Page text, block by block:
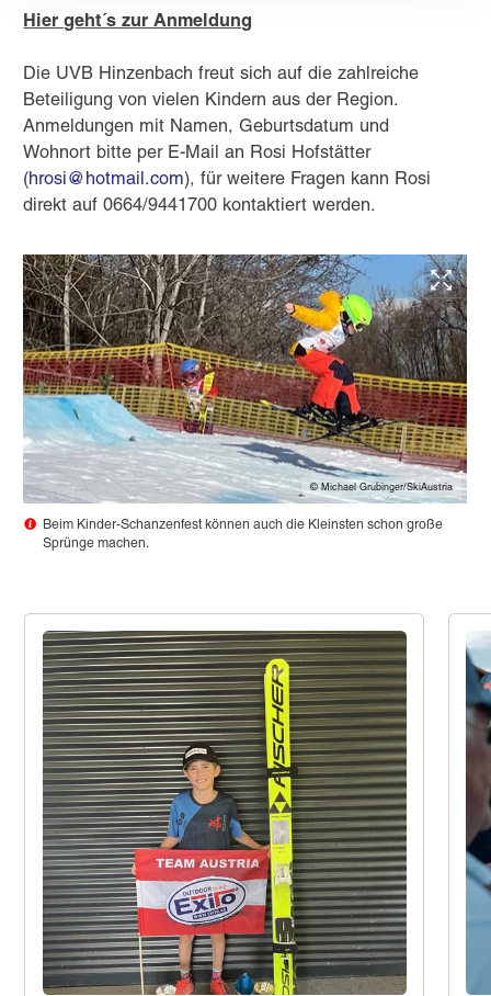
Hier geht´s zur Anmeldung
Die UVB Hinzenbach freut sich auf die zahlreiche
Beteiligung von vielen Kindern aus der Region.
Anmeldungen mit Namen, Geburtsdatum und
Wohnort bitte per E-Mail an Rosi Hofstätter
(hrosi@hotmail.com), für weitere Fragen kann Rosi
direkt auf 0664/9441700 kontaktiert werden.
© Michael Grubinger/SkiAustria
Beim Kinder-Schanzenfest können auch die Kleinsten schon große
Sprünge machen.